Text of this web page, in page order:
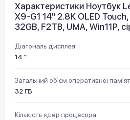
Характеристики Ноутбук
X9-G1 14" 2.8K OLED
32GB, F2TB, UMA, Win11P,
Діагональ дисплея
14 "
Загальний об'єм оперативної
32 ГБ
Кількість ядер процесора